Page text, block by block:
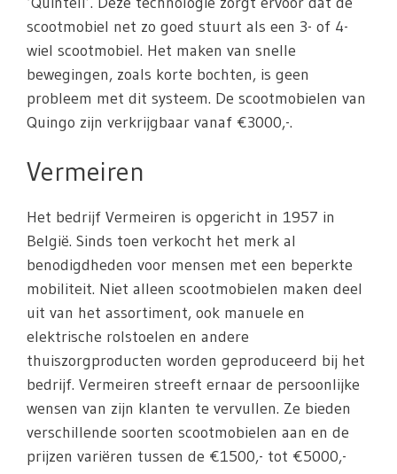
scootmobiel net zo goed stuurt als een 3- of 4-
wiel scootmobiel. Het maken van snelle
bewegingen, zoals korte bochten, is geen
probleem met dit systeem. De scootmobielen van
Quingo zijn verkrijgbaar vanaf €3000,-.
Vermeiren
Het bedrijf Vermeiren is opgericht in 1957 in
België. Sinds toen verkocht het merk al
benodigdheden voor mensen met een beperkte
mobiliteit. Niet alleen scootmobielen maken deel
uit van het assortiment, ook manuele en
elektrische rolstoelen en andere
thuiszorgproducten worden geproduceerd bij het
bedrijf. Vermeiren streeft ernaar de persoonlijke
wensen van zijn klanten te vervullen. Ze bieden
verschillende soorten scootmobielen aan en de
prijzen variëren tussen de €1500,- tot €5000,-